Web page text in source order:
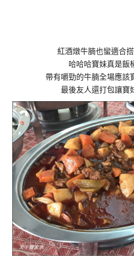
紅酒燉牛腩也蠻適合
哈哈哈寶妹真是飯
帶有嚼勁的牛腩全場應該
最後友人還打包讓寶